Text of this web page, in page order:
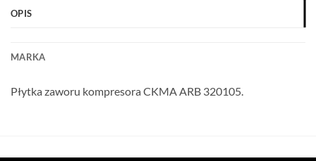
OPIS
MARKA
Płytka zaworu kompresora CKMA ARB 320105.